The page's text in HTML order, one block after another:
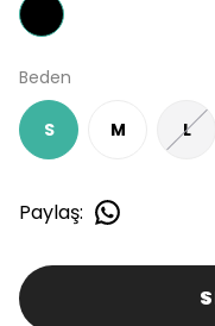
Beden
S M L
Paylaş: